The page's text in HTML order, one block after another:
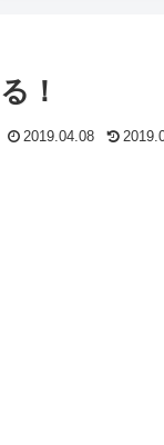
！
2019.04.08